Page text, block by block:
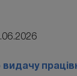
видачу